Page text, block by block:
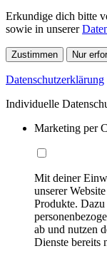
Erkundige dich bitte
sowie in unserer
Zustimmen Nur
Datenschutzerklärung
Individuelle
Marketing per
Mit deiner
unserer
Produkte.
ab und nutzen
Dienste bereits